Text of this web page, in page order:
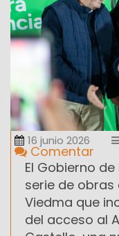
16 junio 2026
Comentar
El Gobierno
serie de
Viedma que
del acceso al